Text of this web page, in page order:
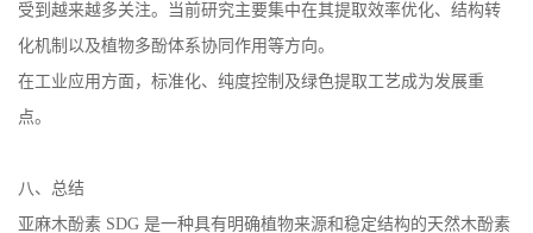
受到越来越多关注。当前研究主要集中在其提取效率优化、结构转
化机制以及植物多酚体系协同作用等方向。
在工业应用方面，标准化、纯度控制及绿色提取工艺成为发展重
点。
八、总结
亚麻木酚素 SDG 是一种具有明确植物来源和稳定结构的天然木酚素